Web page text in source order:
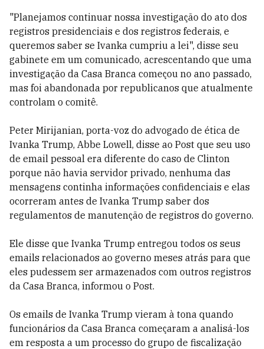
"Planejamos continuar nossa investigação do ato dos
registros presidenciais e dos registros federais, e
queremos saber se Ivanka cumpriu a lei", disse seu
gabinete em um comunicado, acrescentando que uma
investigação da Casa Branca começou no ano passado,
mas foi abandonada por republicanos que atualmente
controlam o comitê.
Peter Mirijanian, porta-voz do advogado de ética de
Ivanka Trump, Abbe Lowell, disse ao Post que seu uso
de email pessoal era diferente do caso de Clinton
porque não havia servidor privado, nenhuma das
mensagens continha informações confidenciais e elas
ocorreram antes de Ivanka Trump saber dos
regulamentos de manutenção de registros do governo.
Ele disse que Ivanka Trump entregou todos os seus
emails relacionados ao governo meses atrás para que
eles pudessem ser armazenados com outros registros
da Casa Branca, informou o Post.
Os emails de Ivanka Trump vieram à tona quando
funcionários da Casa Branca começaram a analisá-los
em resposta a um processo do grupo de fiscalização